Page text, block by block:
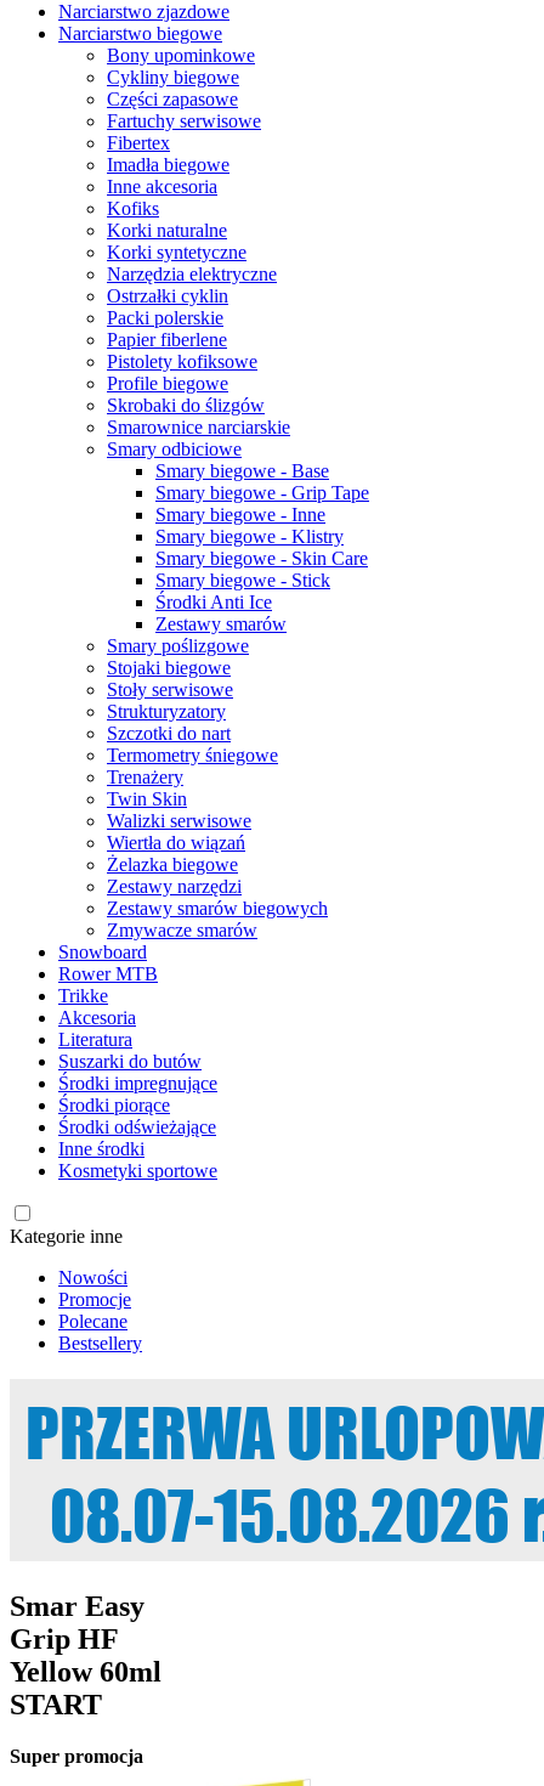
Narciarstwo zjazdowe
Narciarstwo biegowe
Bony upominkowe
Cykliny biegowe
Części zapasowe
Fartuchy serwisowe
Fibertex
Imadła biegowe
Inne akcesoria
Kofiks
Korki naturalne
Korki syntetyczne
Narzędzia elektryczne
Ostrzałki cyklin
Packi polerskie
Papier fiberlene
Pistolety kofiksowe
Profile biegowe
Skrobaki do ślizgów
Smarownice narciarskie
Smary odbiciowe
Smary biegowe - Base
Smary biegowe - Grip Tape
Smary biegowe - Inne
Smary biegowe - Klistry
Smary biegowe - Skin Care
Smary biegowe - Stick
Środki Anti Ice
Zestawy smarów
Smary poślizgowe
Stojaki biegowe
Stoły serwisowe
Strukturyzatory
Szczotki do nart
Termometry śniegowe
Trenażery
Twin Skin
Walizki serwisowe
Wiertła do wiązań
Żelazka biegowe
Zestawy narzędzi
Zestawy smarów biegowych
Zmywacze smarów
Snowboard
Rower MTB
Trikke
Akcesoria
Literatura
Suszarki do butów
Środki impregnujące
Środki piorące
Środki odświeżające
Inne środki
Kosmetyki sportowe
Kategorie inne
Nowości
Promocje
Polecane
Bestsellery
Smar Easy
Grip HF
Yellow 60ml
START
Super promocja